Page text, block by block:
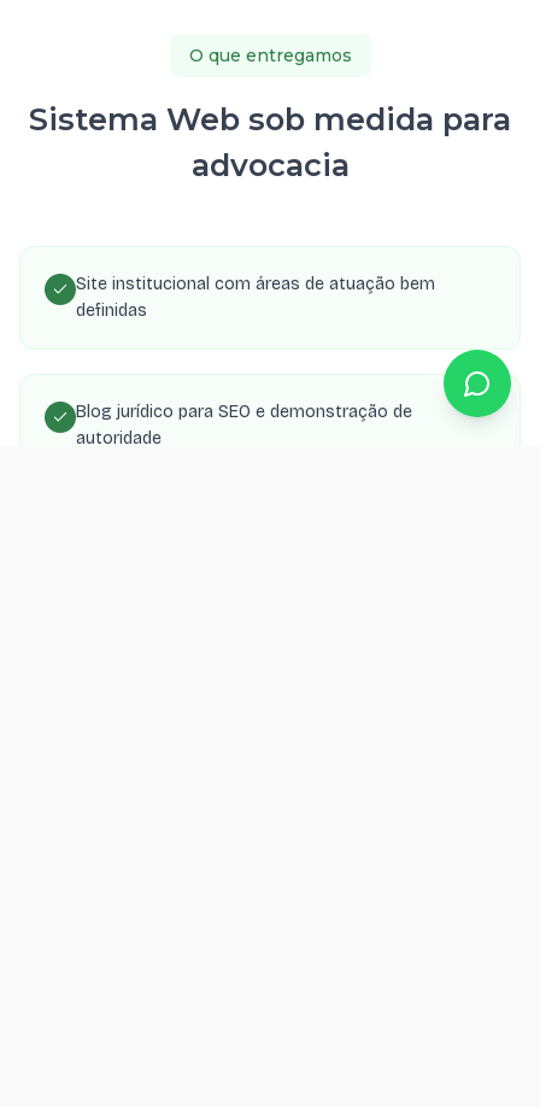
O que entregamos
Sistema Web sob medida para
advocacia
Site institucional com áreas de atuação bem
definidas
Blog jurídico para SEO e demonstração de
autoridade